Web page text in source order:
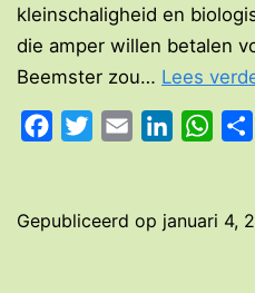
kleinschaligheid en
die amper willen betalen
Beemster zou… Lees
FacebookTwitterEmail LinkedIn
Gepubliceerd op januari 4,